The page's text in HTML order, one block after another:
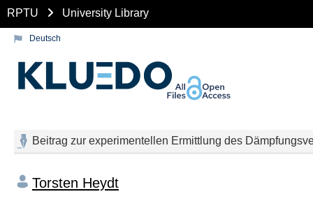
RPTU University Library
Deutsch
Beitrag zur experimentellen Ermittlung des
Torsten Heydt